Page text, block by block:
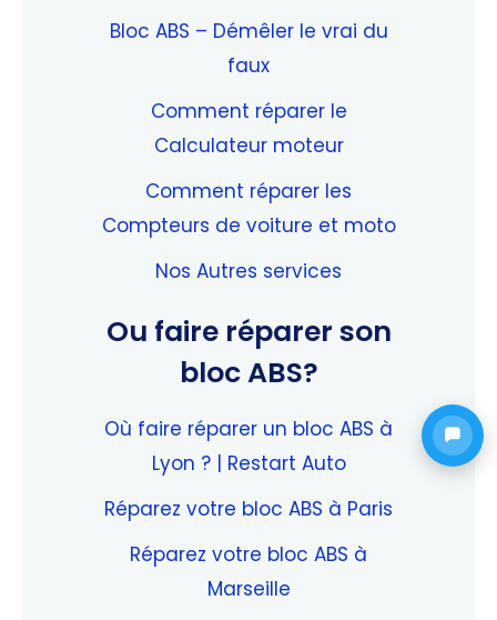
Bloc ABS – Démêler le vrai du
faux
Comment réparer le
Calculateur moteur
Comment réparer les
Compteurs de voiture et moto
Nos Autres services
Ou faire réparer son
bloc ABS?
Où faire réparer un bloc ABS à
Lyon ? | Restart Auto
Réparez votre bloc ABS à Paris
Réparez votre bloc ABS à
Marseille